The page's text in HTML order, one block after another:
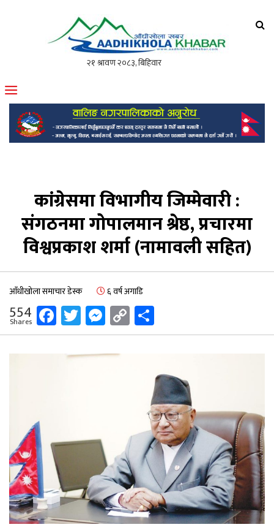
मोफसलकै लोकप्रिय अनलाइन पत्रिका
कांग्रेसमा विभागीय जिम्मेवारी :
संगठनमा गोपालमान श्रेष्ठ, प्रचारमा
विश्वप्रकाश शर्मा (नामावली सहित)
आँधीखोला समाचार डेस्क ६ वर्ष अगाडि
554
Shares Facebook
Twitter
Messenger
Copy
Link